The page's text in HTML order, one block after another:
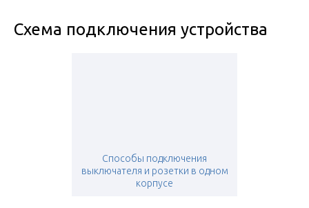
Схема подключения устройства
Способы подключения
выключателя и розетки в одном
корпусе